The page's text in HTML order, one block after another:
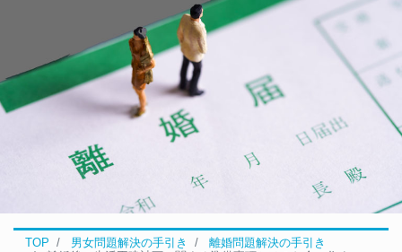
TOP 男女問題解決の手引き
離婚問題解決の手引き